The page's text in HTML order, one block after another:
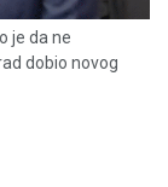
je da ne
dobio novog